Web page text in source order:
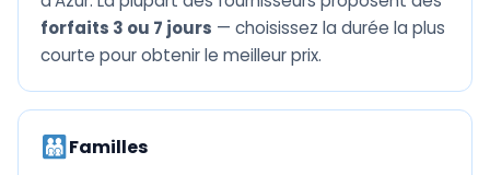
forfaits 3 ou 7 jours — choisissez la durée la plus
courte pour obtenir le meilleur prix.
Familles